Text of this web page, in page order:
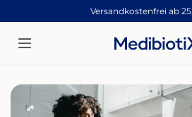
ZUM INHALT SPRINGEN
Versandkostenfrei ab